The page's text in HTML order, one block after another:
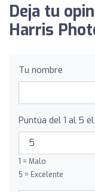
Deja tu
Harris
Tu nombre
Puntúa del 1 al 5
1 = Malo
5 = Excelente